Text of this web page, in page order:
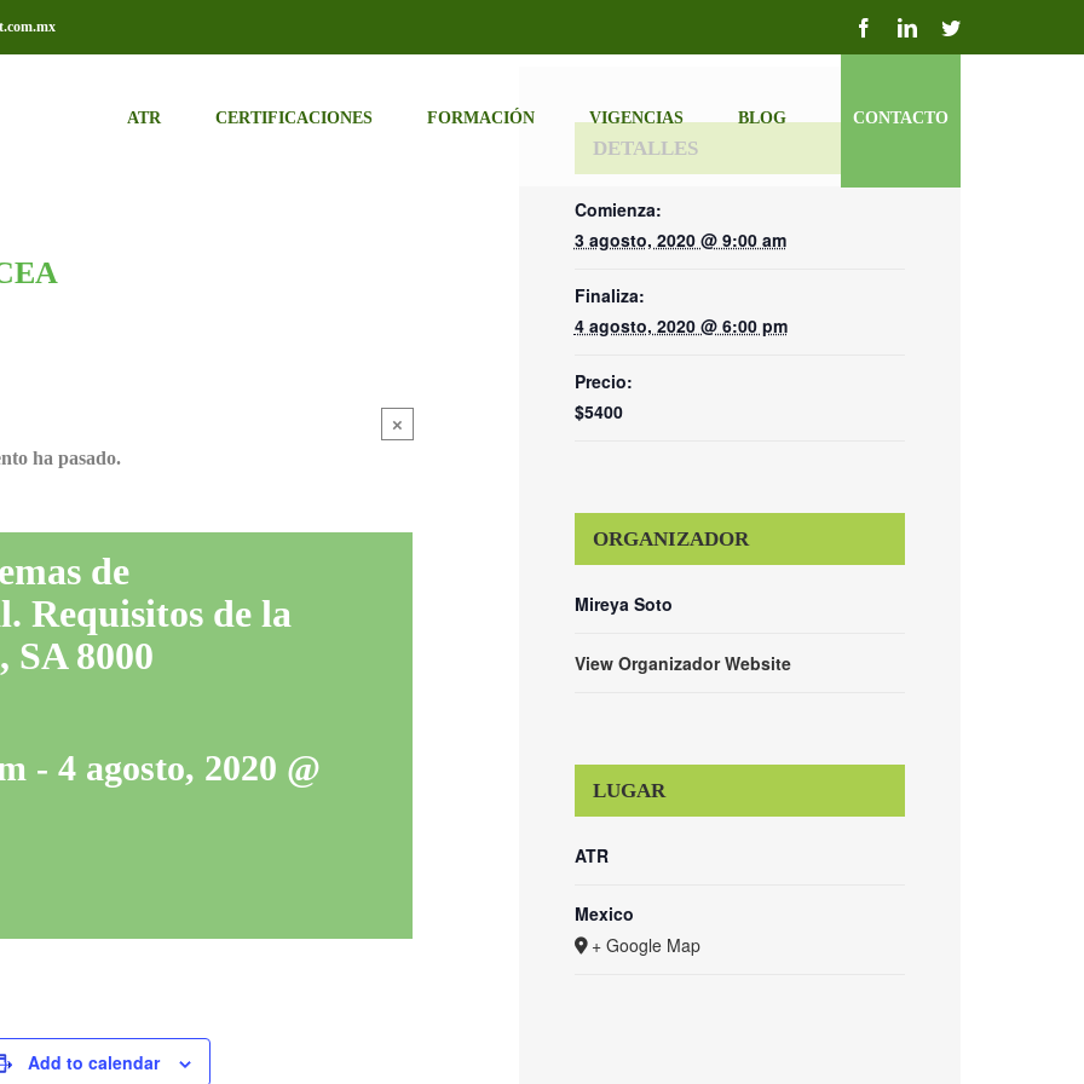
FacebookLinkedInTwitter
ATR CERTIFICACIONES FORMACIÓN VIGENCIAS BLOG CONTACTO
×
ha pasado.
de
Requisitos de la
SA 8000
- 4 agosto, 2020 @
Add to calendar
DETALLES
Comienza:
3 agosto, 2020 @ 9:00 am
Finaliza:
4 agosto, 2020 @ 6:00 pm
Precio:
$5400
ORGANIZADOR
Mireya Soto
View Organizador Website
LUGAR
ATR
Mexico
+ Google Map